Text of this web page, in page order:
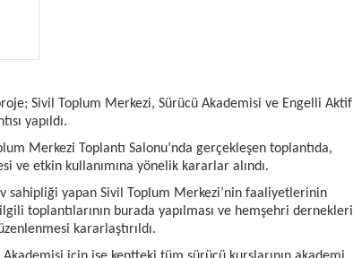
Sivil Toplum Merkezi, Sürücü Akademisi ve Engelli Aktif
yapıldı.
Merkezi Toplantı Salonu’nda gerçekleşen toplantıda,
ve etkin kullanımına yönelik kararlar alındı.
sahipliği yapan Sivil Toplum Merkezi’nin faaliyetlerinin
toplantılarının burada yapılması ve hemşehri dernekleri
kararlaştırıldı.